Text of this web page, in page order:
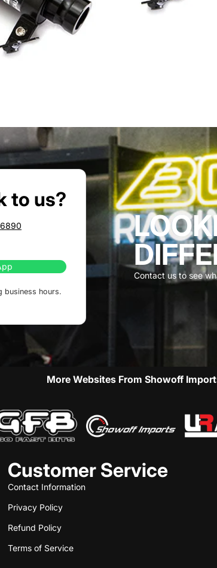
to us?
business hours.
Contact us to see
More Websites From Showoff
Customer Service
Contact Information
Privacy Policy
Refund Policy
Terms of Service